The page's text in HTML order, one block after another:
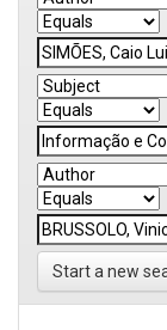
Start a new